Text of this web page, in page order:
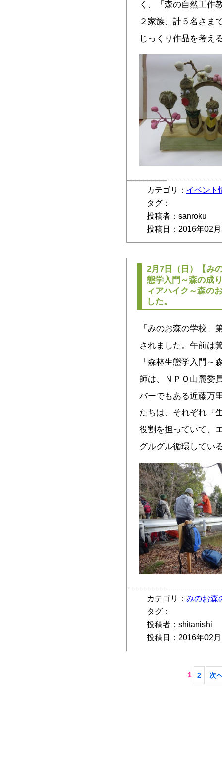
く、「森の自然工作
２家族、計５名さま
じっくり作品を考え
カテゴリ： イベント
タグ：
投稿者：sanroku
投稿日：2016年02
2月7日（日）【み
態学入門～森の成
ィアハイク～森の
した。
「みのお森の学校」
されました。午前は
「森林生態学入門～
師は、ＮＰＯ山麓委
バーでもある近藤万
たちは、それぞれ『
役割を担っていて、
グルグル循環して
カテゴリ： みのお森
タグ：
投稿者：shitanishi
投稿日：2016年02
1 2 次